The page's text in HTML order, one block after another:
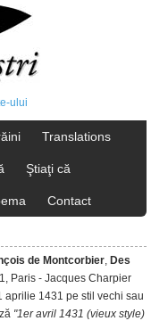
ului
Translations
Ştiaţi că
Contact
de Montcorbier, Des
Paris - Jacques Charpier
aprilie 1431 pe stil vechi sau
"1er avril 1431 (vieux style)